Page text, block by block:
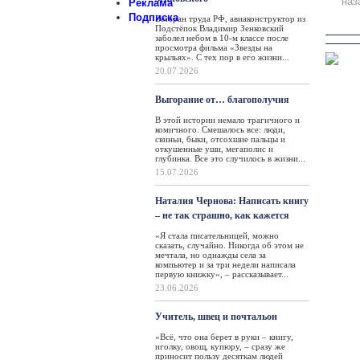
Ветеран труда РФ, авиаконструктор из
Подстёпок Владимир Зенковский
заболел небом в 10-м классе после
просмотра фильма «Звезды на
крыльях». С тех пор в его жизни...
20.07.2026
Выгорание от… благополучия
В этой истории немало трагичного и
комичного. Смешалось все: люди,
свиньи, быки, отсохшие пальцы и
откушенные уши, мегаполис и
глубинка. Все это случилось в жизни...
15.07.2026
Наталия Чернова: Написать книгу
– не так страшно, как кажется
«Я стала писательницей, можно
сказать, случайно. Никогда об этом не
мечтала, но однажды села за
компьютер и за три недели написала
первую книжку», – рассказывает...
23.06.2026
Учитель, швец и почтальон
«Всё, что она берет в руки – книгу,
иголку, овощ, купюру, – сразу же
приносит пользу десяткам людей
Реклама
Подписка